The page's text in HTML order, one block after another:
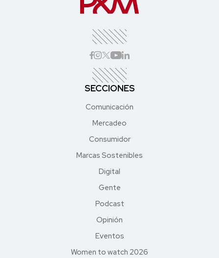
SECCIONES
Comunicación
Mercadeo
Consumidor
Marcas Sostenibles
Digital
Gente
Podcast
Opinión
Eventos
Women to watch 2026